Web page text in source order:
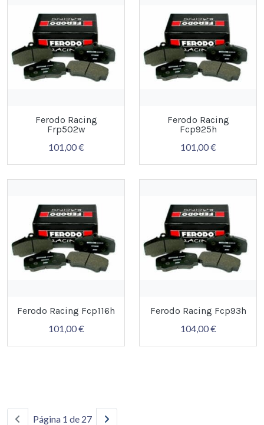
Ferodo Racing
Frp502w
101,00 €
Ferodo Racing
Fcp925h
101,00 €
Ferodo Racing Fcp116h
101,00 €
Ferodo Racing Fcp93h
104,00 €
Página 1 de 27